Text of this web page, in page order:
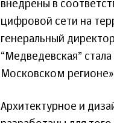
внедрены в
цифровой сети на
генеральный
“Медведевская”
Московском
Архитектурное и